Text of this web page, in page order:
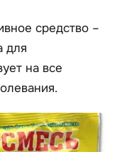
средство –
для
на все